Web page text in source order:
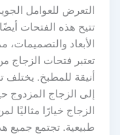
للعوامل الجوية، مما
هذه الفتحات أيضًا
والتصميمات، مما
فتحات الزجاج من
للمطبخ. يختلف تصميم
الزجاج المزدوج حيث
خيارًا مثاليًا لمن
تجتمع جميع هذه